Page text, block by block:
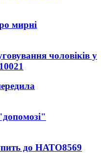
мирні
чоловіків у
10021
до НАТО8569